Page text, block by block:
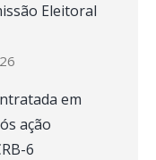
Eleitoral
em
ação
6